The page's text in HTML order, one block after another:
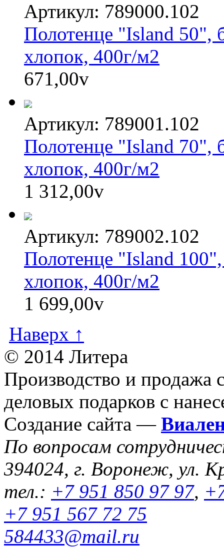
Артикул: 789000.102
Полотенце "Island 50",
хлопок, 400г/м2
671,00v
Артикул: 789001.102
Полотенце "Island 70",
хлопок, 400г/м2
1 312,00v
Артикул: 789002.102
Полотенце "Island
хлопок, 400г/м2
1 699,00v
Наверх ↑
© 2014 Литера
Производство и продажа
деловых подарков с
Создание сайта —
По вопросам
394024, г. Воронеж, ул.
тел.: +7 951 850 97 97,
+7 951 567 72 75
584433@mail.ru